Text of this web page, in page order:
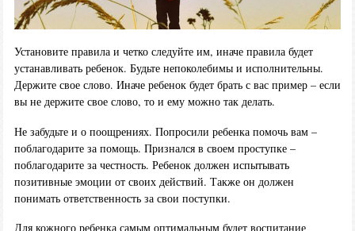
Установите правила и четко следуйте им, иначе правила будет
устанавливать ребенок. Будьте непоколебимы и исполнительны.
Держите свое слово. Иначе ребенок будет брать с вас пример – если
вы не держите свое слово, то и ему можно так делать.
Не забудьте и о поощрениях. Попросили ребенка помочь вам –
поблагодарите за помощь. Признался в своем проступке –
поблагодарите за честность. Ребенок должен испытывать
позитивные эмоции от своих действий. Также он должен
понимать ответственность за свои поступки.
Для кожного ребенка самым оптимальным будет воспитание